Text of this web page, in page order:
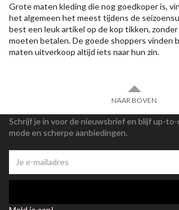
Grote maten kleding die nog goedkoper is,
het algemeen het meest tijdens de
best een leuk artikel op de kop tikken,
moeten betalen. De goede shoppers vinden
maten uitverkoop altijd iets naar hun zin.
NAAR BOVEN
Schrijf je in voor de nieuwsbrief en blijf up-
mode en scherpe aanbiedingen.